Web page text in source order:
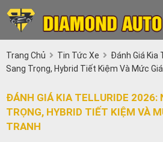
Trang Chủ Tin Tức Xe
Đánh Giá Kia
Sang Trọng, Hybrid Tiết Kiệm Và Mức
ĐÁNH GIÁ KIA TELLURIDE 2026:
TRỌNG, HYBRID TIẾT KIỆM VÀ
TRANH